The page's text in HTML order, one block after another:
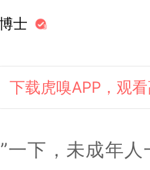
士
下载虎嗅APP，观
一下，未成年